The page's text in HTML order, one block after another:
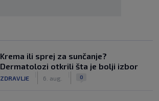
Krema ili sprej za sunčanje?
Dermatolozi otkrili šta je bolji izbor
ZDRAVLJE 6. aug. 0